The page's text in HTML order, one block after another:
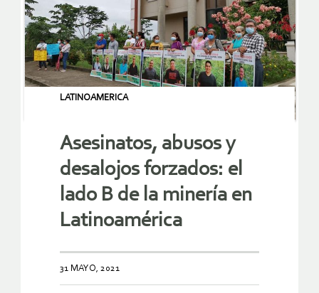
LATINOAMERICA
Asesinatos, abusos y
desalojos forzados: el
lado B de la minería en
Latinoamérica
31 MAYO, 2021